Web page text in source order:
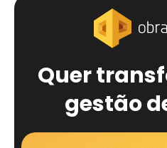
Quer
gestão